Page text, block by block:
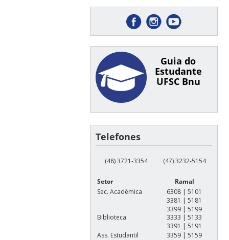
Guia do
Estudante
UFSC Bnu
Telefones
(48) 3721-3354 (47) 3232-5154
Setor
Ramal
Sec. Acadêmica
6308 | 5101
3381 | 5181
3399 | 5199
Biblioteca
3333 | 5133
3391 | 5191
Ass. Estudantil
3359 | 5159